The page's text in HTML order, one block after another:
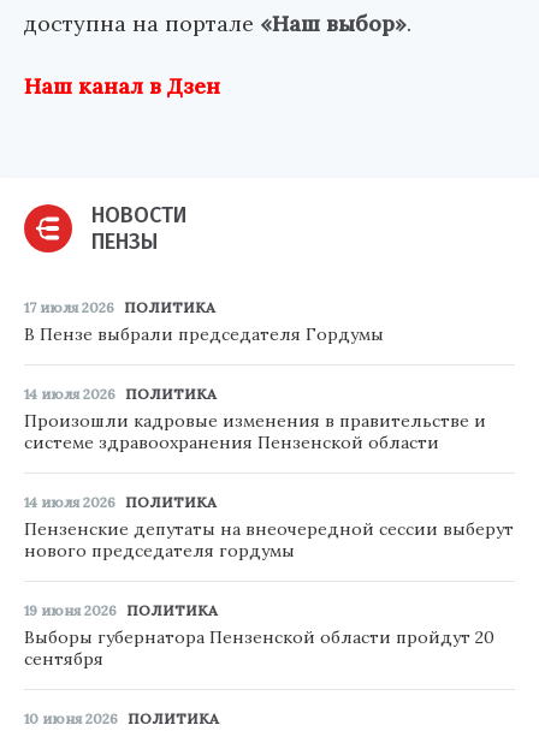
доступна на портале «Наш выбор».
Наш канал в Дзен
НОВОСТИ
ПЕНЗЫ
17 июля 2026 ПОЛИТИКА
В Пензе выбрали председателя Гордумы
14 июля 2026 ПОЛИТИКА
Произошли кадровые изменения в правительстве и
системе здравоохранения Пензенской области
14 июля 2026 ПОЛИТИКА
Пензенские депутаты на внеочередной сессии выберут
нового председателя гордумы
19 июня 2026 ПОЛИТИКА
Выборы губернатора Пензенской области пройдут 20
сентября
10 июня 2026 ПОЛИТИКА